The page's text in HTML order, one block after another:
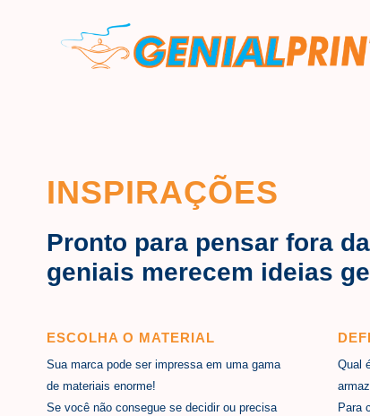
INSPIRAÇÕES
Pronto para pensar fora
geniais merecem ideias
ESCOLHA O MATERIAL
Sua marca pode ser impressa em uma gama
de materiais enorme!
Se você não consegue se decidir ou precisa
Qual
Para